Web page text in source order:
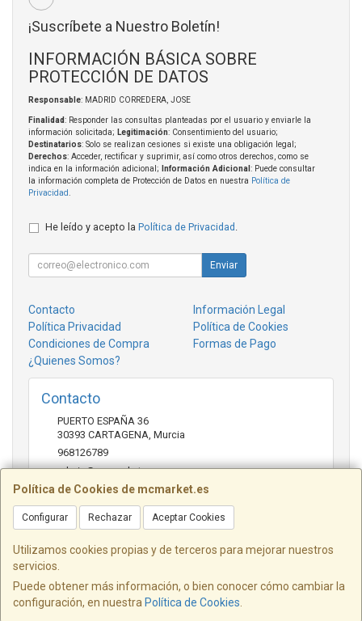
Política de Cookies de mcmarket.es
Configurar Rechazar Aceptar Cookies
Utilizamos cookies propias y de terceros para mejorar nuestros
servicios.
Puede obtener más información, o bien conocer cómo cambiar la
configuración, en nuestra Política de Cookies
¡Suscríbete a Nuestro Boletín!
INFORMACIÓN BÁSICA SOBRE
PROTECCIÓN DE DATOS
Responsable: MADRID CORREDERA, JOSE
Finalidad: Responder las consultas planteadas por el usuario y enviarle la
información solicitada; Legitimación: Consentimiento del usuario;
Destinatarios: Solo se realizan cesiones si existe una obligación legal;
Derechos: Acceder, rectificar y suprimir, así como otros derechos, como se
indica en la información adicional;
Información Adicional : Puede consultar
la información completa de Protección de Datos en nuestra Política de
Privacidad
He leído y acepto la Política de Privacidad
Enviar
Contacto
Información Legal
Política Privacidad
Política de Cookies
Condiciones de Compra
Formas de Pago
¿Quienes Somos?
Contacto
PUERTO ESPAÑA 36
30393 CARTAGENA Murcia
968126789
admin@mcmarket.es
Horario
09:00-14:00
, , , , España. - C.I.F.: 22944288V - Tfno: